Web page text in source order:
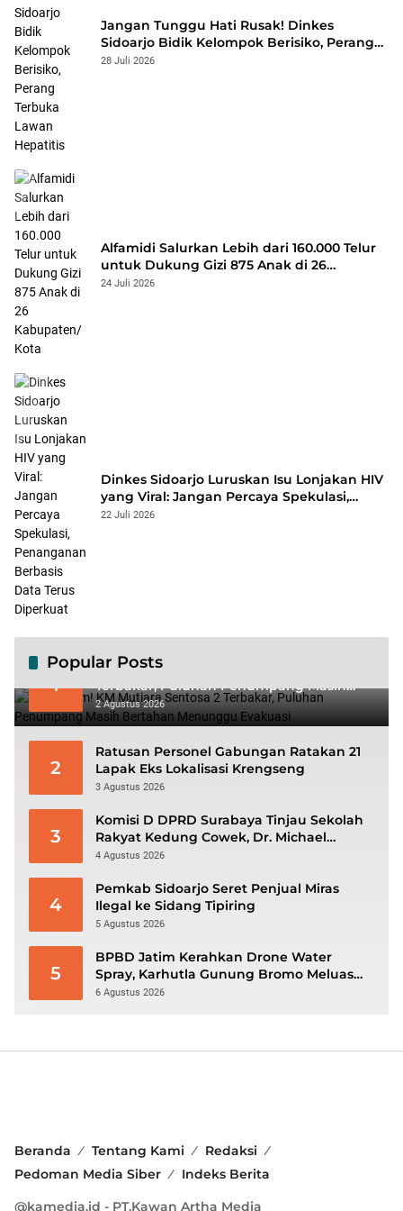
Jangan Tunggu Hati Rusak! Dinkes
Sidoarjo Bidik Kelompok Berisiko, Perang
Terbuka Lawan Hepatitis
28 Juli 2026
Alfamidi Salurkan Lebih dari 160.000 Telur
untuk Dukung Gizi 875 Anak di 26
Kabupaten/Kota
24 Juli 2026
Dinkes Sidoarjo Luruskan Isu Lonjakan HIV
yang Viral: Jangan Percaya Spekulasi,
Penanganan Berbasis Data Terus
22 Juli 2026
Popular Posts
1
Mencekam! KM Mutiara Sentosa 2
Terbakar, Puluhan Penumpang Masih
Bertahan Menunggu Evakuasi
2 Agustus 2026
2
Ratusan Personel Gabungan Ratakan 21
Lapak Eks Lokalisasi Krengseng
3 Agustus 2026
3
Komisi D DPRD Surabaya Tinjau Sekolah
Rakyat Kedung Cowek, Dr. Michael
Leksodimulyo: “Membangun Karakter
4 Agustus 2026
4
Pemkab Sidoarjo Seret Penjual Miras
Ilegal ke Sidang Tipiring
5 Agustus 2026
5
BPBD Jatim Kerahkan Drone Water
Spray, Karhutla Gunung Bromo Meluas
hingga 70 Hektare
6 Agustus 2026
Beranda Tentang Kami
Redaksi
Pedoman Media Siber
Indeks Berita
@kamedia.id - PT.Kawan Artha Media